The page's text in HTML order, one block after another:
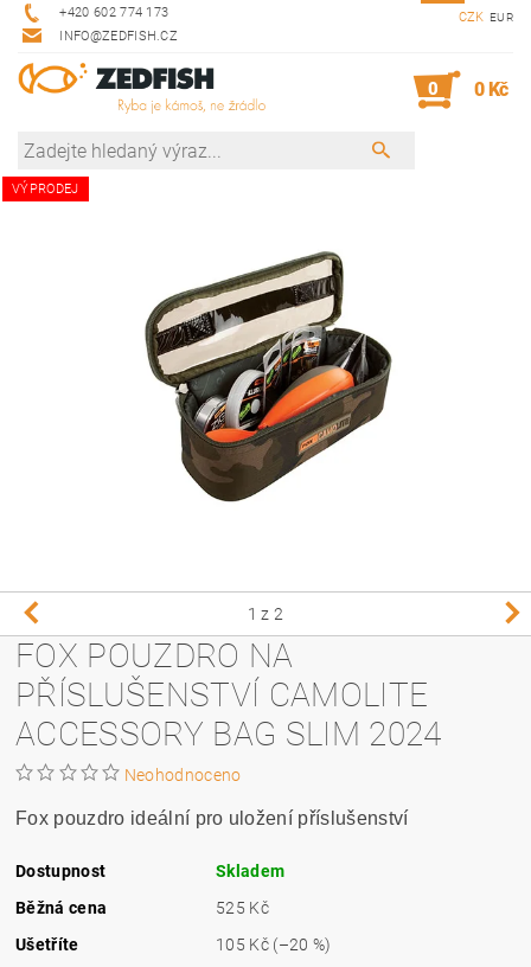
+420 602 774 173
INFO@ZEDFISH.CZ
CZK EUR
0 0 Kč
VÝPRODEJ
1 z 2
FOX POUZDRO NA
PŘÍSLUŠENSTVÍ CAMOLITE
ACCESSORY BAG SLIM 2024
Neohodnoceno
Fox pouzdro ideální pro uložení příslušenství
Dostupnost
Skladem
Běžná cena
525 Kč
Ušetříte
105 Kč (–20 %)